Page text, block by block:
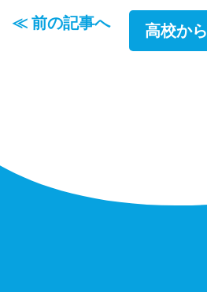
≪ 前の記事へ 高校から